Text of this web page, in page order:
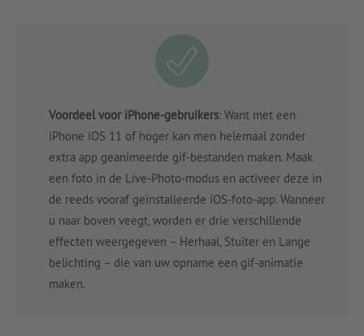
Voordeel voor iPhone-gebruikers: Want met een
iPhone iOS 11 of hoger kan men helemaal zonder
extra app geanimeerde gif-bestanden maken. Maak
een foto in de Live-Photo-modus en activeer deze in
de reeds vooraf geïnstalleerde iOS-foto-app. Wanneer
u naar boven veegt, worden er drie verschillende
effecten weergegeven – Herhaal, Stuiter en Lange
belichting – die van uw opname een gif-animatie
maken.